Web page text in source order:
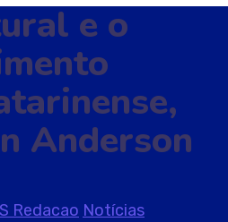
e o
Anderson
Redacao Notícias